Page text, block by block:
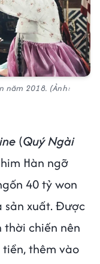
năm 2018. (Ảnh:
(Quý Ngài
Hàn ngỡ
40 tỷ won
sản xuất. Được
thời chiến nên
thêm vào